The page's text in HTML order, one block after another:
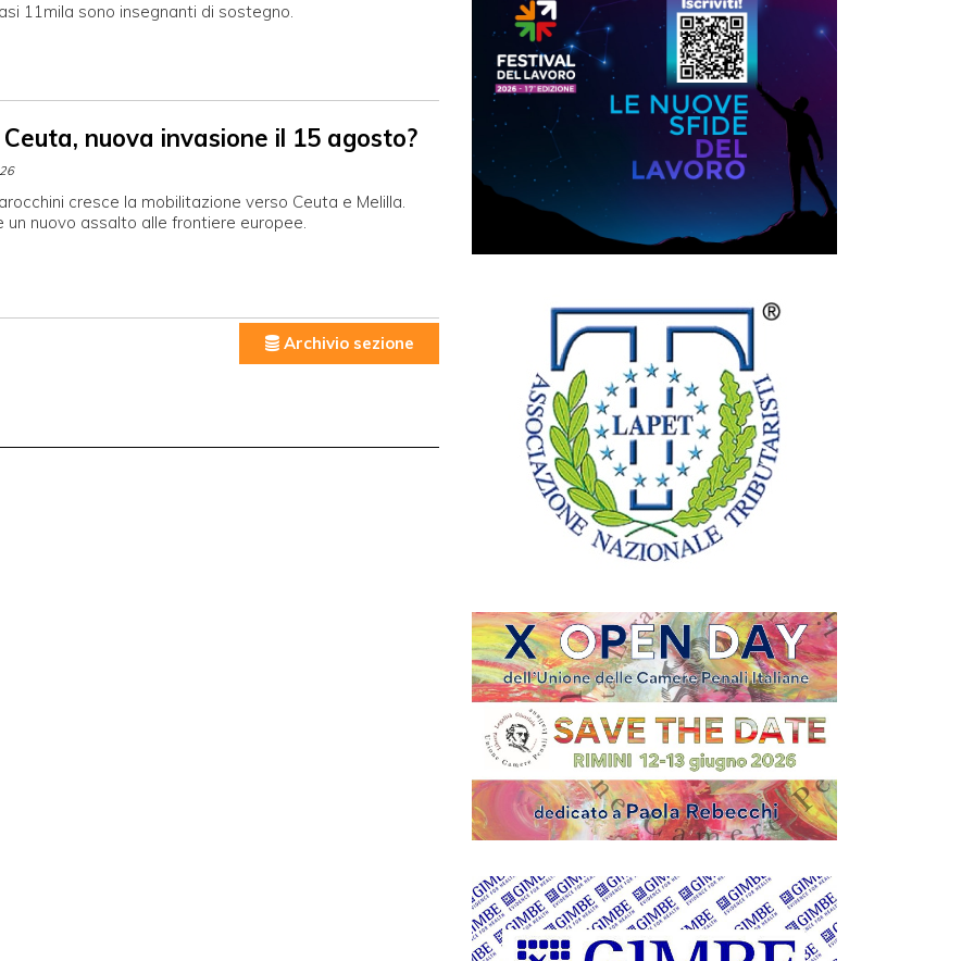
11mila sono insegnanti di sostegno.
nuova invasione il 15 agosto?
cresce la mobilitazione verso Ceuta e Melilla.
un nuovo assalto alle frontiere europee.
Archivio sezione